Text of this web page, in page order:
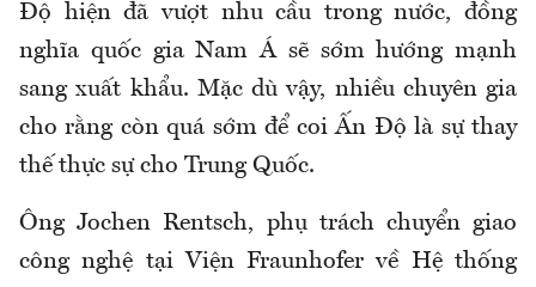
Độ hiện đã vượt nhu cầu trong nước, đồng
nghĩa quốc gia Nam Á sẽ sớm hướng mạnh
sang xuất khẩu. Mặc dù vậy, nhiều chuyên gia
cho rằng còn quá sớm để coi Ấn Độ là sự thay
thế thực sự cho Trung Quốc.
Ông Jochen Rentsch, phụ trách chuyển giao
công nghệ tại Viện Fraunhofer về Hệ thống